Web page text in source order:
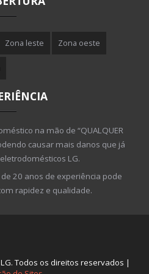
Zona leste Zona oeste
na mão de “QUALQUER
causar mais danos que já
LG.
20 anos de experiência pode
rapidez e qualidade.
Todos os direitos reservados |